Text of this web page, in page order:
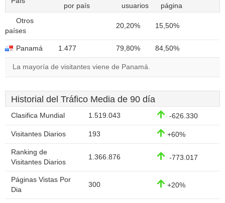
por país
usuarios
página
Otros
países
20,20% 15,50%
Panamá 1.477 79,80% 84,50%
La mayoría de visitantes viene de Panamá.
Historial del Tráfico Media de 90 día
Clasifica Mundial 1.519.043 -626.330
Visitantes Diarios 193 +60%
Ranking de
Visitantes Diarios
1.366.876 -773.017
Páginas Vistas Por
Dia
300 +20%